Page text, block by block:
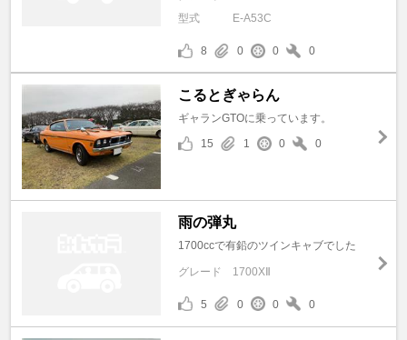
型式
E-A53C
8 0 0 0
こるとぎゃらん
ギャランGTOに乗っています。
15
1 0 0
雨の弾丸
1700ccで有鉛のツインキャブでした
グレード 1700XⅡ
5 0 0 0